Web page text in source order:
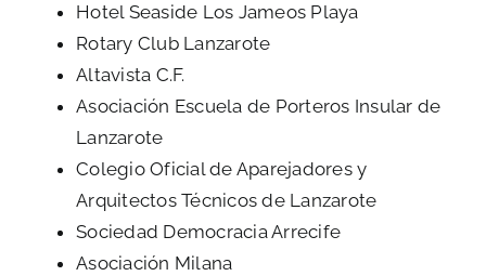
Hotel Seaside Los Jameos Playa
Rotary Club Lanzarote
Altavista C.F.
Asociación Escuela de Porteros Insular de
Lanzarote
Colegio Oficial de Aparejadores y
Arquitectos Técnicos de Lanzarote
Sociedad Democracia Arrecife
Asociación Milana